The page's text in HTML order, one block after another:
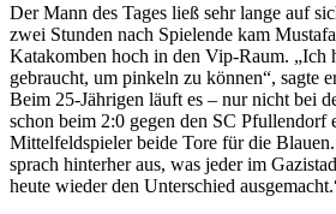
Der Mann des Tages ließ sehr lange auf
zwei Stunden nach Spielende kam
Katakomben hoch in den Vip-Raum. „Ich
gebraucht, um pinkeln zu können“, sagte
Beim 25-Jährigen läuft es – nur nicht bei
schon beim 2:0 gegen den SC Pfullendorf
Mittelfeldspieler beide Tore für die
sprach hinterher aus, was jeder im
heute wieder den Unterschied